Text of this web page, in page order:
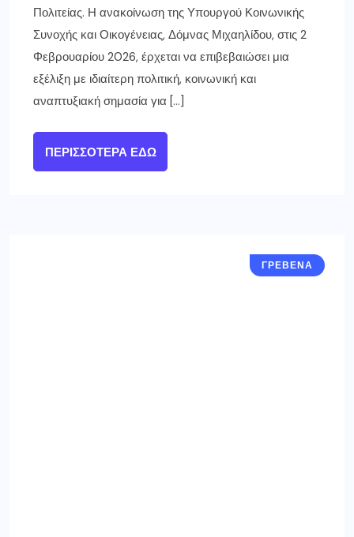
Πολιτείας. Η ανακοίνωση της Υπουργού Κοινωνικής
Συνοχής και Οικογένειας, Δόμνας Μιχαηλίδου, στις 2
Φεβρουαρίου 2026, έρχεται να επιβεβαιώσει μια
εξέλιξη με ιδιαίτερη πολιτική, κοινωνική και
αναπτυξιακή σημασία για […]
ΠΕΡΙΣΣΌΤΕΡΑ ΕΔΏ
ΓΡΕΒΕΝΑ